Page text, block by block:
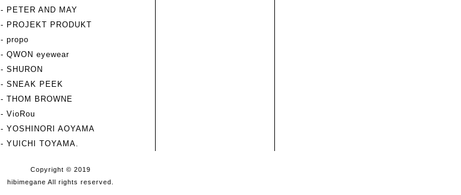
- PETER AND MAY
- PROJEKT PRODUKT
- propo
- QWON eyewear
- SHURON
- SNEAK PEEK
- THOM BROWNE
- VioRou
- YOSHINORI AOYAMA
- YUICHI TOYAMA.
Copyright © 2019
hibimegane All rights reserved.